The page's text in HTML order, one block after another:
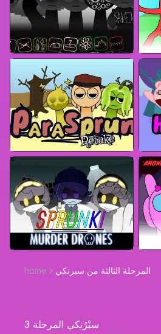
home المرحلة الثالثة من سبرنكي
سبْرُنكي المرحلة 3